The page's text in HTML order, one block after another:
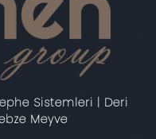
Sistemleri | Deri
Meyve